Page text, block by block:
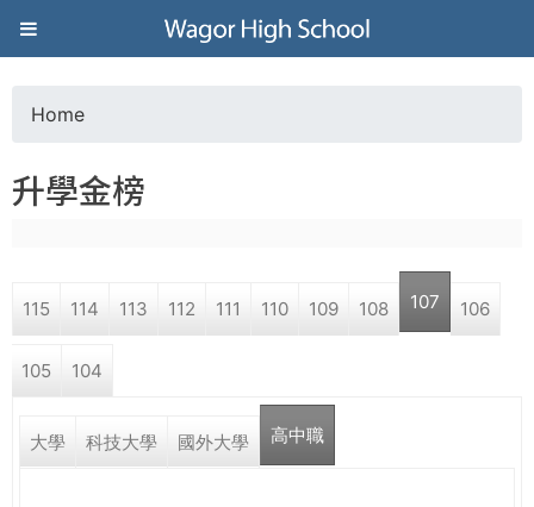
Jump to navigation
葳
格
高
學
o
a
r
e
Home
升學金榜
115 114 113 112 111 110 109 108 107 106
105 104
大學 科技大學 國外大學 高中職